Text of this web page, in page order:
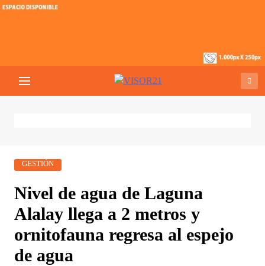
Saltar
VISOR21
Periodismo Y Libertad
GESTIÓN
Nivel de agua de Laguna
Alalay llega a 2 metros y
ornitofauna regresa al espejo
de agua